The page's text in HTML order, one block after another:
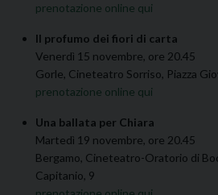
prenotazione online qui
Il profumo dei fiori di carta
Venerdì 15 novembre, ore 20.45
Gorle, Cineteatro Sorriso, Piazza
prenotazione online qui
Una ballata per Chiara
Martedì 19 novembre, ore 20.45
Bergamo, Cineteatro-Oratorio di
Capitanio, 9